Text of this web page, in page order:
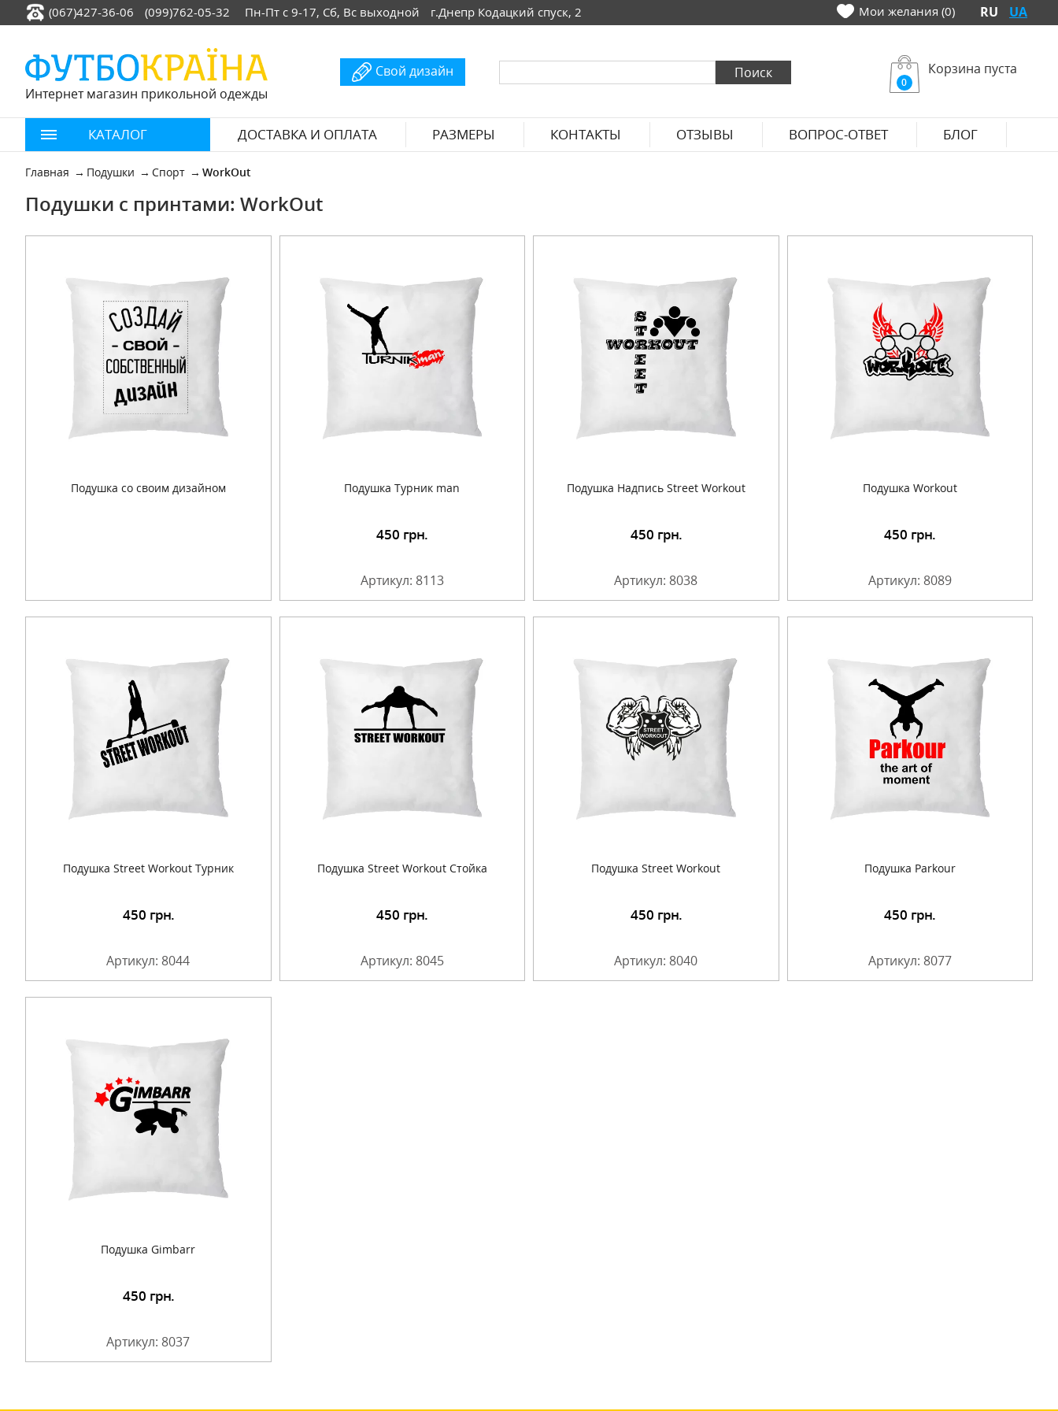
(067)427-36-06 (099)762-05-32 Пн-Пт с 9-17, Сб, Вс выходной г.Днепр Кодацкий спуск, 2 Мои желания (0) RU UA
Интернет магазин прикольной одежды
Свой дизайн
0
Корзина пуста
КАТАЛОГ ДОСТАВКА И ОПЛАТА РАЗМЕРЫ КОНТАКТЫ ОТЗЫВЫ ВОПРОС-ОТВЕТ БЛОГ
Главная Подушки Спорт WorkOut
Подушки с принтами: WorkOut
Подушка со своим дизайном Подушка Турник man
450 грн.
Артикул: 8113
Подушка Надпись Street Workout
Подробнее 450 грн.
Артикул: 8038
Подушка Workout
Подробнее 450 грн.
Артикул: 8089
Подушка Street Workout Турник
450 грн.
Артикул: 8044
Подушка Street Workout Стойка
Подробнее 450 грн.
Артикул: 8045
Подушка Street Workout
Подробнее 450 грн.
Артикул: 8040
Подушка Parkour
Подробнее 450 грн.
Артикул: 8077
Подушка Gimbarr
450 грн.
Артикул: 8037